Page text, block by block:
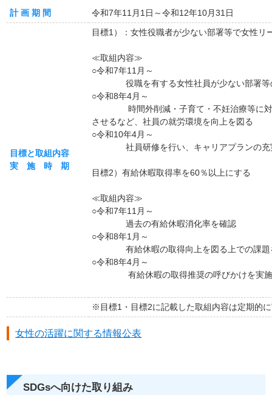
計 画 期 間 令和7年11月1日～令和12年10月31日
目標と取組内容
実 施 時 期
目標1）：女性役職者が少ない部署等で女性リ
≪取組内容≫
○令和7年11月～
役職を有する女性社員が少ない部署等
○令和8年4月～
時間外削減・子育て・不妊治療等に対
させるなど、社員の就労環境を向上を図る
○令和10年4月～
社員研修を行い、キャリアプランの充
目標2）有給休暇取得率を60％以上にする
≪取組内容≫
○令和7年11月～
過去の有給休暇消化率を確認
○令和8年1月～
有給休暇の取得向上を図る上での課題
○令和8年4月～
有給休暇の取得推奨の呼びかけを実施
※目標1・目標2に記載した取組内容は定期的
女性の活躍に関する情報公表
SDGsへ向けた取り組み